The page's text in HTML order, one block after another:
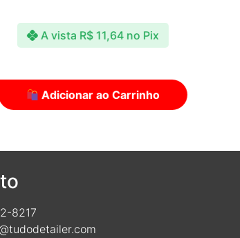
A vista R$11,64 no Pix
Adicionar ao Carrinho
8217